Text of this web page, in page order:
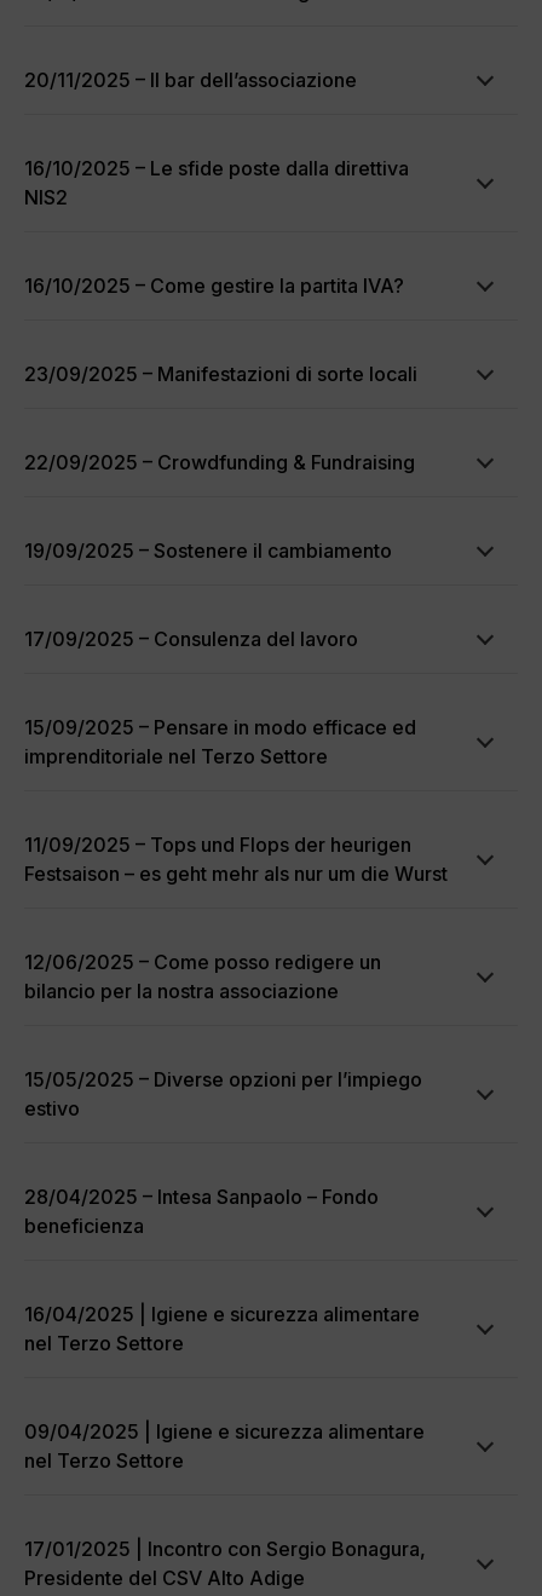
20/11/2025 – Il bar dell’associazione
16/10/2025 – Le sfide poste dalla direttiva
NIS2
16/10/2025 – Come gestire la partita IVA?
23/09/2025 – Manifestazioni di sorte locali
22/09/2025 – Crowdfunding & Fundraising
19/09/2025 – Sostenere il cambiamento
17/09/2025 – Consulenza del lavoro
15/09/2025 – Pensare in modo efficace ed
imprenditoriale nel Terzo Settore
11/09/2025 – Tops und Flops der heurigen
Festsaison – es geht mehr als nur um die Wurst
12/06/2025 – Come posso redigere un
bilancio per la nostra associazione
15/05/2025 – Diverse opzioni per l’impiego
estivo
28/04/2025 – Intesa Sanpaolo – Fondo
beneficienza
16/04/2025 | Igiene e sicurezza alimentare
nel Terzo Settore
09/04/2025 | Igiene e sicurezza alimentare
nel Terzo Settore
17/01/2025 | Incontro con Sergio Bonagura,
Presidente del CSV Alto Adige